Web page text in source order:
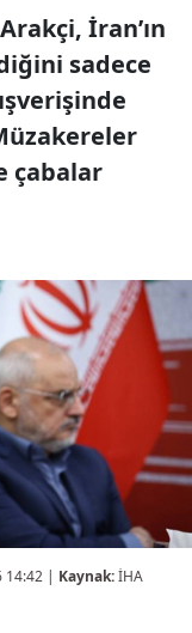
İran’ın
sadece
çabalar
14:42 | Kaynak:İHA